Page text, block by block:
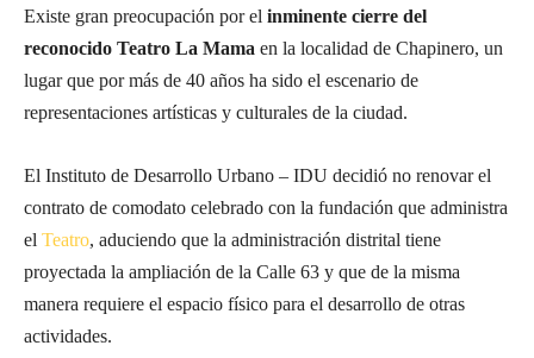
Existe gran preocupación por el inminente cierre del
reconocido Teatro La Mama en la localidad de Chapinero, un
lugar que por más de 40 años ha sido el escenario de
representaciones artísticas y culturales de la ciudad.
El Instituto de Desarrollo Urbano – IDU decidió no renovar el
contrato de comodato celebrado con la fundación que administra
el Teatro, aduciendo que la administración distrital tiene
proyectada la ampliación de la Calle 63 y que de la misma
manera requiere el espacio físico para el desarrollo de otras
actividades.